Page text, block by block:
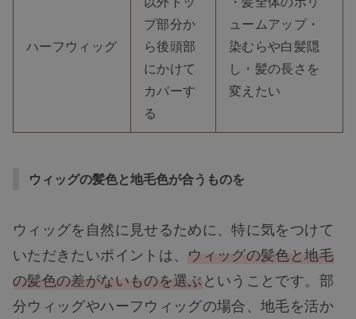
ハーフウィッグ
プ部分か
ら後頭部
にかけて
カバーす
る
ュームアップ・
染むらや白髪隠
し ・髪の長さを
変えたい
ウィッグの髪色と地毛色が合うものを
ウィッグを自然に見せるために、特に気をつけて
いただきたいポイントは、 ウィッグの髪色と地毛
の髪色の差がないものを選ぶということです。部
分ウィッグやハーフウィッグの場合、地毛を活か